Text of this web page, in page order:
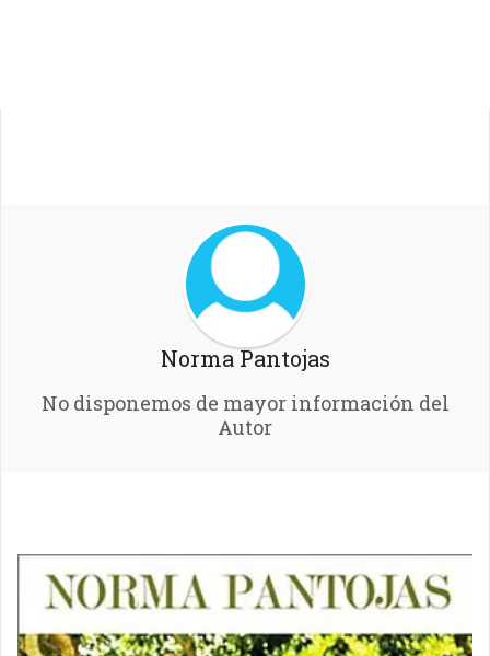
Norma Pantojas
No disponemos de mayor información del
Autor